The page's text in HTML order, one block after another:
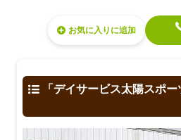
お気に入り
「デイサービス太陽スポ